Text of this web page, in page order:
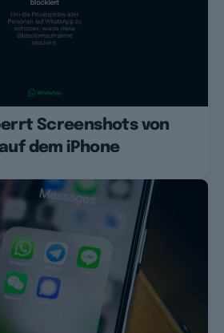
Screenshots von
dem iPhone